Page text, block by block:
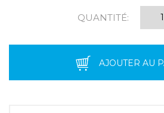
QUANTITÉ:
AJOUTER AU